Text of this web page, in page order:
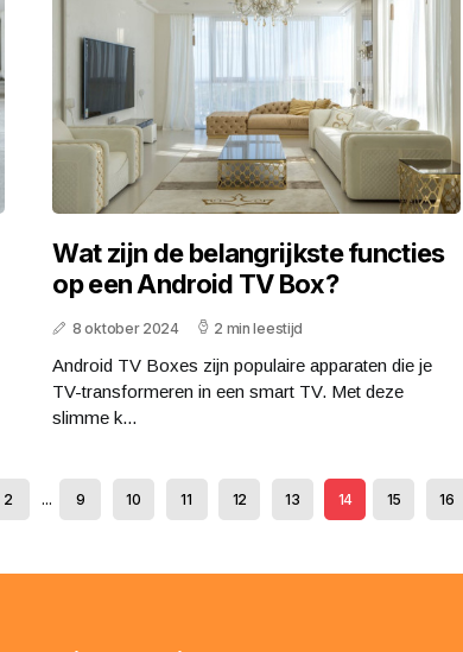
Wat zijn de belangrijkste functies
op een Android TV Box?
8 oktober 2024 2 min leestijd
Android TV Boxes zijn populaire apparaten die je
TV-transformeren in een smart TV. Met deze
slimme k...
2 ... 9 10 11 12 13 14 15 16